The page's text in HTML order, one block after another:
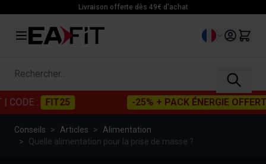
Livraison offerte dès 49€ d'achat
Langue
Rechercher...
: FIT25 -25% + PACK ÉNERGIE OFFERT
Conseils > Articles >
Alimentation
>
Quelle alimentation pour la prise de masse ?